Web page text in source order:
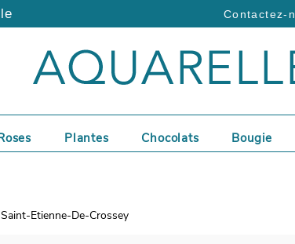
Contactez-
Plantes Chocolats Bougie
Saint-Etienne-De-Crossey